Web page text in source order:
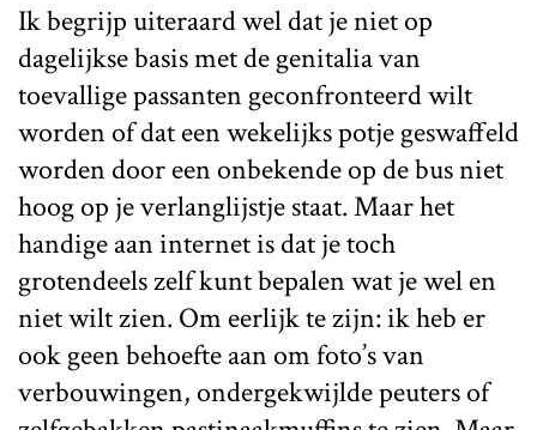
Ik begrijp uiteraard wel dat je niet op
dagelijkse basis met de genitalia van
toevallige passanten geconfronteerd wilt
worden of dat een wekelijks potje geswaffeld
worden door een onbekende op de bus niet
hoog op je verlanglijstje staat. Maar het
handige aan internet is dat je toch
grotendeels zelf kunt bepalen wat je wel en
niet wilt zien. Om eerlijk te zijn: ik heb er
ook geen behoefte aan om foto’s van
verbouwingen, ondergekwijlde peuters of